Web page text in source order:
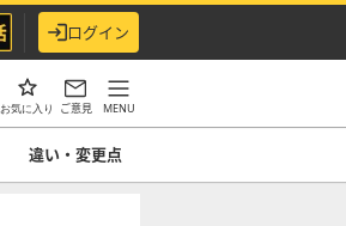
ログイン
お気に入り ご意見 MENU
違い・変更点